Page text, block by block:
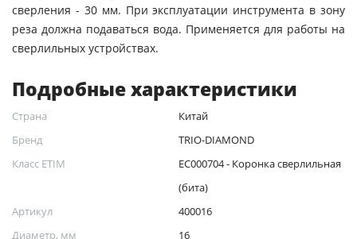
сверления - 30 мм. При эксплуатации инструмента в зону
реза должна подаваться вода. Применяется для работы на
сверлильных устройствах.
Подробные характеристики
Страна
Китай
Бренд
TRIO-DIAMOND
Класс ETIM
EC000704 - Коронка сверлильная
(бита)
Артикул
400016
Диаметр, мм
16